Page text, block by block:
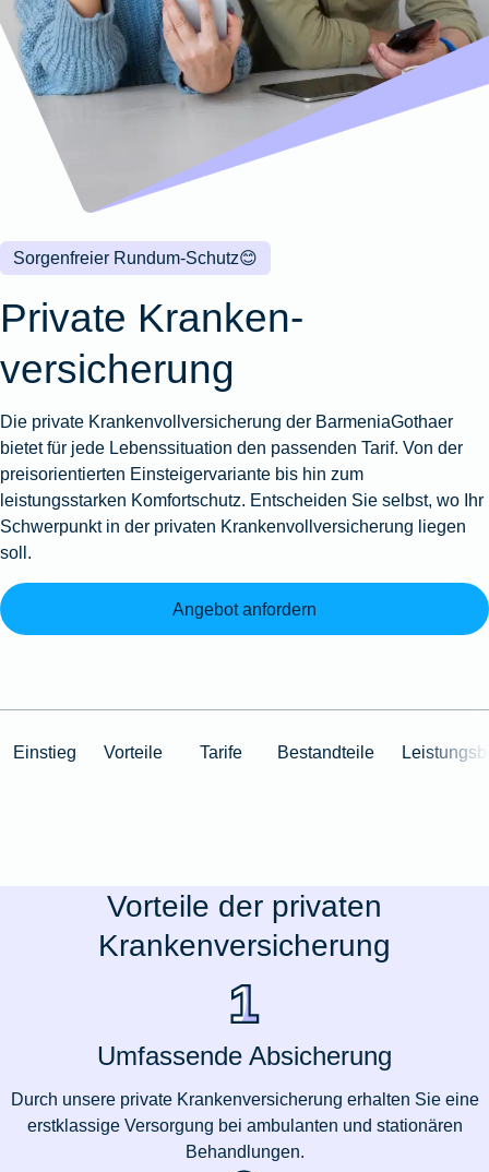
Wohnungsschutzbrief
Zur
Produktübersicht
Gewässerschadenhaftpflicht
Zur
Produktübersicht
Reisehaftpflichtversicherung
Produktübersicht
Zur
Produktübersicht
Zur
Produktübersicht
Zur
Produktübersicht
Montageversicherung
Zur
Gruppenunfall für
Betriebe
Produktübersicht
Kunstversicherung
Ausstellungsversicherung
Oldtimersammlungsversicherung
Zur
😊
Sorgenfreier Rundum-Schutz
Private Kranken­
versicherung
Die private Krankenvollversicherung der BarmeniaGothaer
bietet für jede Lebenssituation den passenden Tarif. Von der
preisorientierten Einsteigervariante bis hin zum
leistungsstarken Komfortschutz. Entscheiden Sie selbst, wo Ihr
Schwerpunkt in der privaten Krankenvollversicherung liegen
soll.
Angebot anfordern
Einstieg Vorteile Tarife Bestandteile
Vorteile der privaten
Krankenversicherung
Umfassende Absicherung
Durch unsere private Krankenversicherung erhalten Sie eine
erstklassige Versorgung bei ambulanten und stationären
Behandlungen.